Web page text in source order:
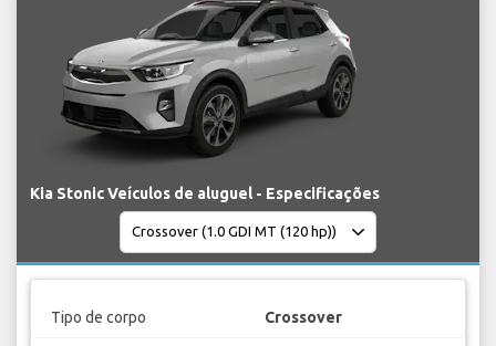
Kia Stonic Veículos de aluguel - Especificações
Tipo de corpo Crossover